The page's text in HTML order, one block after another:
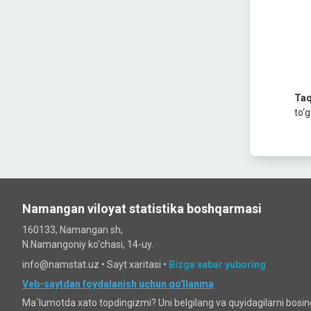
Namangan viloyat statistika boshqarmasi
160133, Namangan sh,
N.Namangoniy ko'chasi, 14-uy.
info@namstat.uz • Sayt xaritasi • Bizga xabar yuboring
Veb-saytdan foydalanish uchun qo'llanma
Ma`lumotda xato topdingizmi? Uni belgilang va quyidagilarni